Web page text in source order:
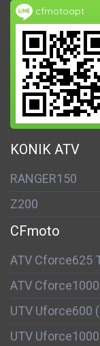
cfmotoapt
KONIK ATV
RANGER150
Z200
CFmoto
ATV Cforce625
ATV
UTV Uforce600
UTV